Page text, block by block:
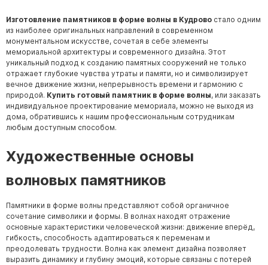
Изготовление памятников в форме волны в Кудрово стало одним
из наиболее оригинальных направлений в современном
монументальном искусстве, сочетая в себе элементы
мемориальной архитектуры и современного дизайна. Этот
уникальный подход к созданию памятных сооружений не только
отражает глубокие чувства утраты и памяти, но и символизирует
вечное движение жизни, непрерывность времени и гармонию с
природой. Купить готовый памятник в форме волны, или заказать
индивидуальное проектирование мемориала, можно не выходя из
дома, обратившись к нашим профессиональным сотрудникам
любым доступным способом.
Художественные основы
волновых памятников
Памятники в форме волны представляют собой органичное
сочетание символики и формы. В волнах находят отражение
основные характеристики человеческой жизни: движение вперёд,
гибкость, способность адаптироваться к переменам и
преодолевать трудности. Волна как элемент дизайна позволяет
выразить динамику и глубину эмоций, которые связаны с потерей